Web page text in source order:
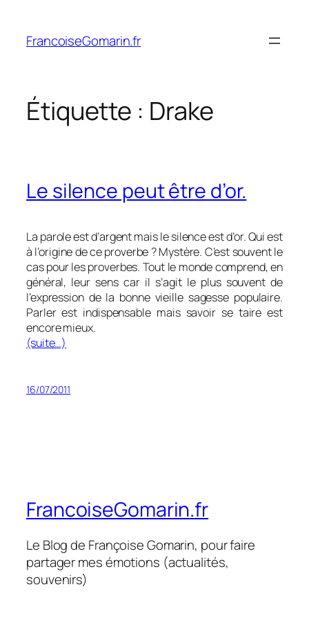
contenu
FrancoiseGomarin.fr
Étiquette : Drake
Le silence peut être d’or.
La parole est d’argent mais le silence est d’or. Qui est
à l’origine de ce proverbe ? Mystère. C’est souvent le
cas pour les proverbes. Tout le monde comprend, en
général, leur sens car il s’agit le plus souvent de
l’expression de la bonne vieille sagesse populaire.
Parler est indispensable mais savoir se taire est
encore mieux.
(suite…)
16/07/2011
FrancoiseGomarin.fr
Le Blog de Françoise Gomarin, pour faire
partager mes émotions (actualités,
souvenirs)